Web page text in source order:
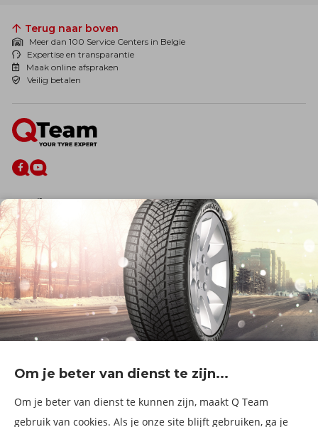
Om je beter van dienst te zijn...
Om je beter van dienst te kunnen zijn, maakt Q Team
gebruik van cookies. Als je onze site blijft gebruiken, ga je
Terug naar boven
Meer dan 100 Service Centers in Belgie
Expertise en transparantie
Maak online afspraken
Veilig betalen
De firma
Wie zijn wij?
Blog
Onze dienstverlening
Banden
Velgen
Diensten
Afspraak Maken
Informatie over
Professionele voertuigen
B2Bassistance
Werken bij QTeam
Maak een afspraak